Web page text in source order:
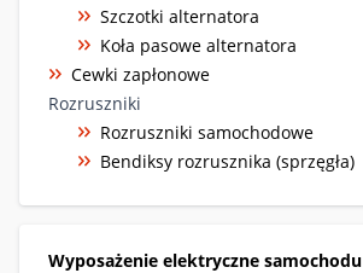
Szczotki alternatora
Koła pasowe alternatora
Cewki zapłonowe
Rozruszniki
Rozruszniki samochodowe
Bendiksy rozrusznika (sprzęgła)
Wyposażenie elektryczne samochodu